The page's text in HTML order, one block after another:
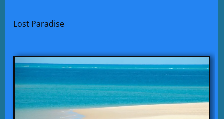
Lost Paradise